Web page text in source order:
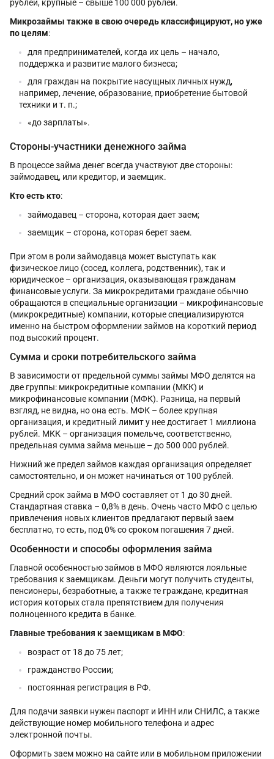
рублей, крупные – свыше 100 000 рублей.
Микрозаймы также в свою очередь классифицируют, но уже
по целям:
для предпринимателей, когда их цель – начало,
поддержка и развитие малого бизнеса;
для граждан на покрытие насущных личных нужд,
например, лечение, образование, приобретение бытовой
техники и т. п.;
«до зарплаты».
Стороны-участники денежного займа
В процессе займа денег всегда участвуют две стороны:
займодавец, или кредитор, и заемщик.
Кто есть кто:
займодавец – сторона, которая дает заем;
заемщик – сторона, которая берет заем.
При этом в роли займодавца может выступать как
физическое лицо (сосед, коллега, родственник), так и
юридическое – организация, оказывающая гражданам
финансовые услуги. За микрокредитами граждане обычно
обращаются в специальные организации – микрофинансовые
(микрокредитные) компании, которые специализируются
именно на быстром оформлении займов на короткий период
под высокий процент.
Сумма и сроки потребительского займа
В зависимости от предельной суммы займы МФО делятся на
две группы: микрокредитные компании (МКК) и
микрофинансовые компании (МФК). Разница, на первый
взгляд, не видна, но она есть. МФК – более крупная
организация, и кредитный лимит у нее достигает 1 миллиона
рублей. МКК – организация помельче, соответственно,
предельная сумма займа меньше – до 500 000 рублей.
Нижний же предел займов каждая организация определяет
самостоятельно, и он может начинаться от 100 рублей.
Средний срок займа в МФО составляет от 1 до 30 дней.
Стандартная ставка – 0,8% в день. Очень часто МФО с целью
привлечения новых клиентов предлагают первый заем
бесплатно, то есть, под 0% со сроком погашения 7 дней.
Особенности и способы оформления займа
Главной особенностью займов в МФО являются лояльные
требования к заемщикам. Деньги могут получить студенты,
пенсионеры, безработные, а также те граждане, кредитная
история которых стала препятствием для получения
полноценного кредита в банке.
Главные требования к заемщикам в МФО:
возраст от 18 до 75 лет;
гражданство России;
постоянная регистрация в РФ.
Для подачи заявки нужен паспорт и ИНН или СНИЛС, а также
действующие номер мобильного телефона и адрес
электронной почты.
Оформить заем можно на сайте или в мобильном приложении